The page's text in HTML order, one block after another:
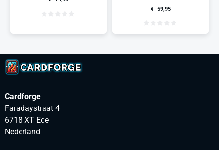
€ 59,95
Cardforge
Faradaystraat 4
6718 XT Ede
Nederland